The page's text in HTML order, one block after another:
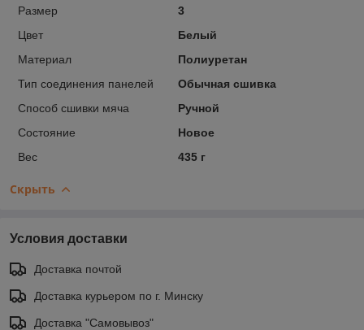
Размер
3
Цвет
Белый
Материал
Полиуретан
Тип соединения панелей
Обычная сшивка
Способ сшивки мяча
Ручной
Состояние
Новое
Вес
435 г
Скрыть
Условия доставки
Доставка почтой
Доставка курьером по г. Минску
Доставка "Самовывоз"